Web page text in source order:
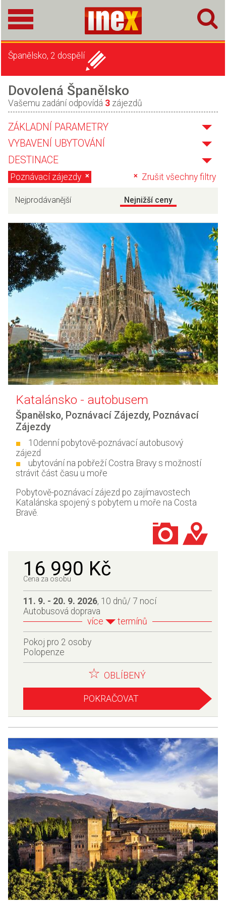
Španělsko, 2 dospělí
Dovolená Španělsko
Vašemu zadání odpovídá 3 zájezdů
ZÁKLADNÍ PARAMETRY
VYBAVENÍ UBYTOVÁNÍ
DESTINACE
Zrušit všechny filtry
Poznávací zájezdy
Nejprodávanější Nejnižší ceny
Katalánsko - autobusem
Španělsko, Poznávací Zájezdy, Poznávací
Zájezdy
10denní pobytově-poznávací autobusový
zájezd
ubytování na pobřeží Costra Bravy s možností
strávit část času u moře
Pobytově-poznávací zájezd po zajímavostech
Katalánska spojený s pobytem u moře na Costa
Bravě.
16 990 Kč
Cena za osobu
11. 9. - 20. 9. 2026, 10 dnů/ 7 nocí
Autobusová doprava
více
termínů
Pokoj pro 2 osoby
Polopenze
OBLÍBENÝ
POKRAČOVAT